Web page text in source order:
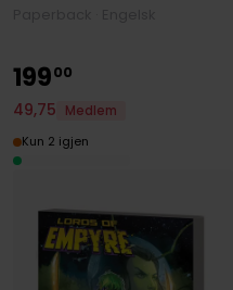
19900
49,75
Medlem
Kun 2 igjen